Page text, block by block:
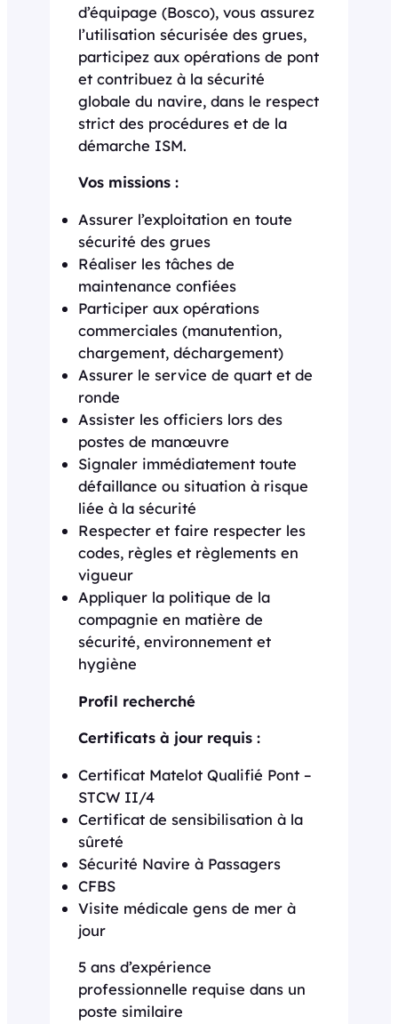
d’équipage (Bosco), vous assurez
l’utilisation sécurisée des grues,
participez aux opérations de pont
et contribuez à la sécurité
globale du navire, dans le respect
strict des procédures et de la
démarche ISM.
Vos missions :
Assurer l’exploitation en toute
sécurité des grues
Réaliser les tâches de
maintenance confiées
Participer aux opérations
commerciales (manutention,
chargement, déchargement)
Assurer le service de quart et de
ronde
Assister les officiers lors des
postes de manœuvre
Signaler immédiatement toute
défaillance ou situation à risque
liée à la sécurité
Respecter et faire respecter les
codes, règles et règlements en
vigueur
Appliquer la politique de la
compagnie en matière de
sécurité, environnement et
hygiène
Profil recherché
Certificats à jour requis :
Certificat Matelot Qualifié Pont –
STCW II/4
Certificat de sensibilisation à la
sûreté
Sécurité Navire à Passagers
CFBS
Visite médicale gens de mer à
jour
5 ans d’expérience
professionnelle requise dans un
poste similaire